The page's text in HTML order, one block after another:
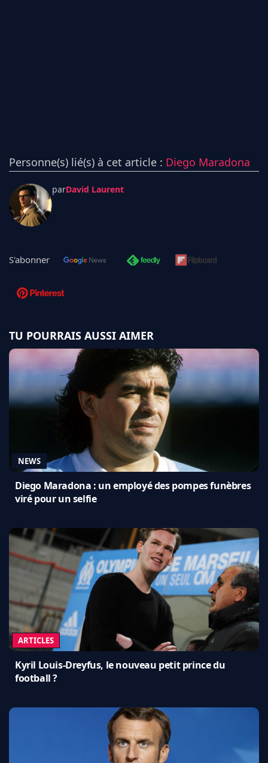
Personne(s) lié(s) à cet article : Diego Maradona
parDavid Laurent
S'abonner
TU POURRAIS AUSSI AIMER
NEWS
Diego Maradona : un employé des pompes funèbres
viré pour un selfie
ARTICLES
Kyril Louis-Dreyfus, le nouveau petit prince du
football ?